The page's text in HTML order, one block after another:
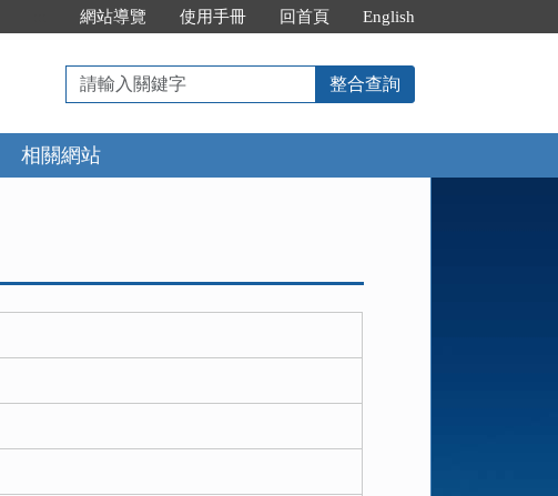
網站導覽 使用手冊 回首頁 English
請
輸
入
關
鍵
整合查詢
相關網站